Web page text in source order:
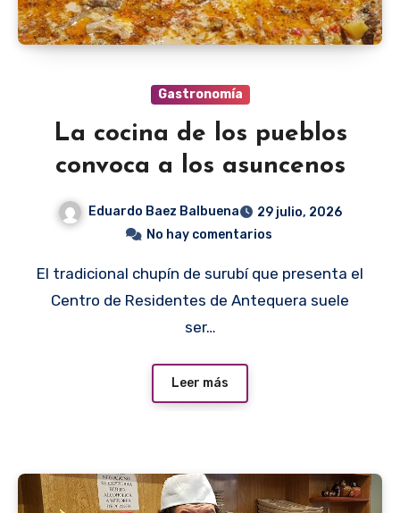
Gastronomía
La cocina de los pueblos
convoca a los asuncenos
Eduardo Baez Balbuena
29 julio, 2026
No hay comentarios
El tradicional chupín de surubí que presenta el
Centro de Residentes de Antequera suele
ser…
Leer más